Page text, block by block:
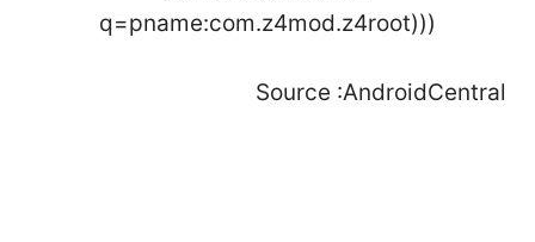
q=pname:com.z4mod.z4root)))
Source :AndroidCentral